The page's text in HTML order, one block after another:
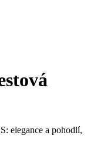
elegance a pohodlí,